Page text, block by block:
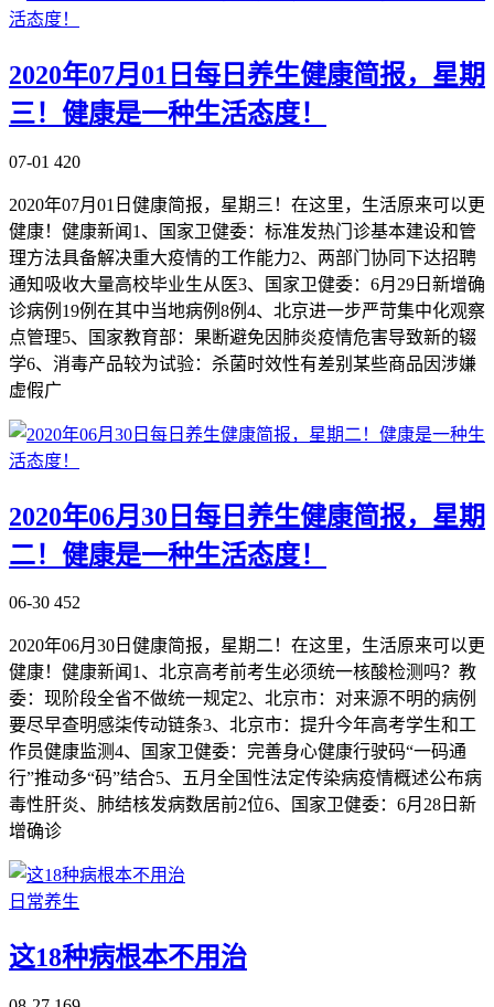
2020年07月01日每日养生健康简报，星期
三！健康是一种生活态度！
07-01 420
2020年07月01日健康简报，星期三！在这里，生活原来可以更
健康！健康新闻1、国家卫健委：标准发热门诊基本建设和管
理方法具备解决重大疫情的工作能力2、两部门协同下达招聘
通知吸收大量高校毕业生从医3、国家卫健委：6月29日新增确
诊病例19例在其中当地病例8例4、北京进一步严苛集中化观察
点管理5、国家教育部：果断避免因肺炎疫情危害导致新的辍
学6、消毒产品较为试验：杀菌时效性有差别某些商品因涉嫌
虚假广
2020年06月30日每日养生健康简报，星期
二！健康是一种生活态度！
06-30 452
2020年06月30日健康简报，星期二！在这里，生活原来可以更
健康！健康新闻1、北京高考前考生必须统一核酸检测吗？教
委：现阶段全省不做统一规定2、北京市：对来源不明的病例
要尽早查明感柒传动链条3、北京市：提升今年高考学生和工
作员健康监测4、国家卫健委：完善身心健康行驶码“一码通
行”推动多“码”结合5、五月全国性法定传染病疫情概述公布病
毒性肝炎、肺结核发病数居前2位6、国家卫健委：6月28日新
增确诊
日常养生
这18种病根本不用治